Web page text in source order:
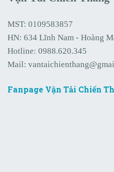
MST: 0109583857
HN: 634 Lĩnh Nam - Hoàng
Hotline: 0988.620.345
Mail:
Fanpage Vận Tải Chiến